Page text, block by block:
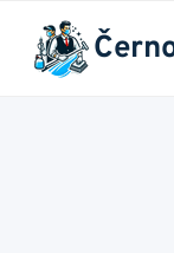
Přeskočit
obsah